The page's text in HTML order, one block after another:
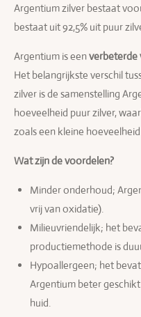
Argentium zilver bestaat
bestaat uit 92,5% uit puur
Argentium is eenverbeterde
Het belangrijkste verschil
zilver is de samenstelling
hoeveelheid puur zilver,
zoals een kleine
Wat zijn de voordelen?
Minder onderhoud;
vrij van oxidatie).
Milieuvriendelijk; het
productiemethode is
Hypoallergeen; het
Argentium beter
huid.